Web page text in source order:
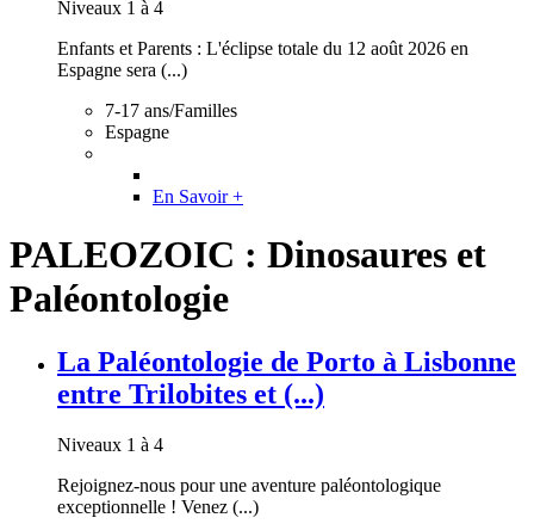
Niveaux 1 à 4
Enfants et Parents : L'éclipse totale du 12 août 2026 en
Espagne sera (...)
7-17 ans/Familles
Espagne
En Savoir +
PALEOZOIC : Dinosaures et
Paléontologie
La Paléontologie de Porto à Lisbonne
entre Trilobites et (...)
Niveaux 1 à 4
Rejoignez-nous pour une aventure paléontologique
exceptionnelle ! Venez (...)